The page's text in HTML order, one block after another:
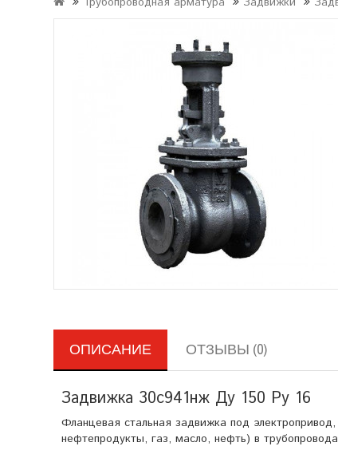
ОПИСАНИЕ ОТЗЫВЫ (0)
Задвижка 30с941нж Ду 150 Ру 16
Фланцевая стальная задвижка под
нефтепродукты, газ, масло, нефть) в